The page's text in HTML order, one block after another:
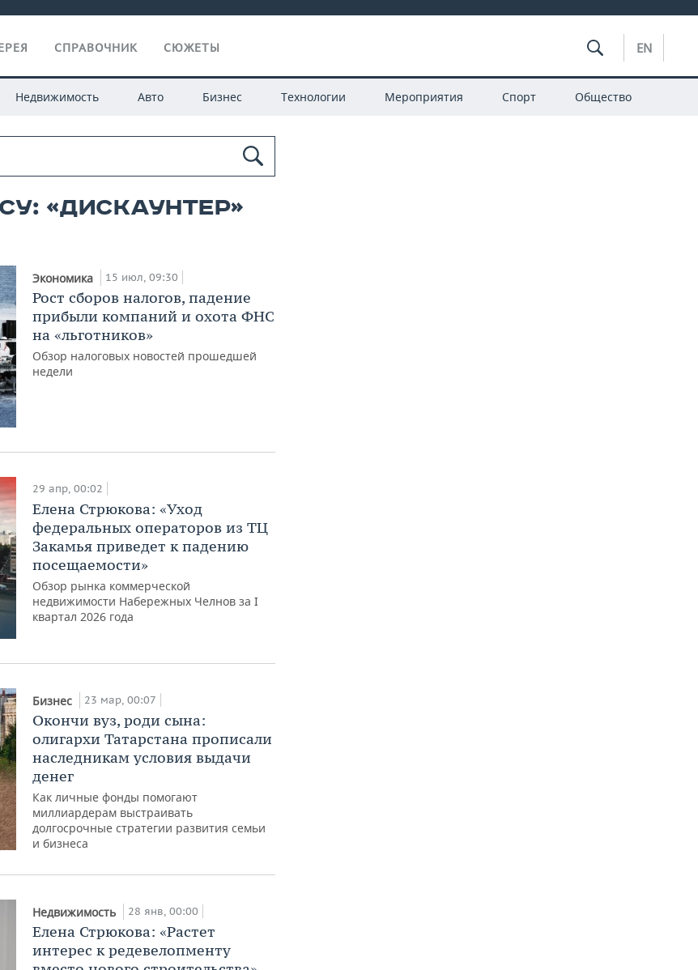
СПРАВОЧНИК СЮЖЕТЫ EN
Недвижимость Авто Бизнес Технологии Мероприятия Спорт Общество
«дискаунтер»
Экономика 15 июл, 09:30
Рост сборов налогов, падение
прибыли компаний и охота ФНС
на «льготников»
Обзор налоговых новостей прошедшей
недели
29 апр, 00:02
Елена Стрюкова: «Уход
федеральных операторов из ТЦ
Закамья приведет к падению
посещаемости»
Обзор рынка коммерческой
недвижимости Набережных Челнов за I
квартал 2026 года
Бизнес 23 мар, 00:07
Окончи вуз, роди сына:
олигархи Татарстана прописали
наследникам условия выдачи
денег
Как личные фонды помогают
миллиардерам выстраивать
долгосрочные стратегии развития семьи
и бизнеса
Недвижимость 28 янв, 00:00
Елена Стрюкова: «Растет
интерес к редевелопменту